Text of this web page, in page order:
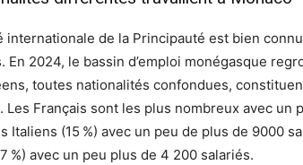
internationale de la Principauté est bien
En 2024, le bassin d’emploi monégasque
toutes nationalités confondues,
Les Français sont les plus nombreux avec un
Italiens (15 %) avec un peu de plus de 9000
%) avec un peu plus de 4 200 salariés.